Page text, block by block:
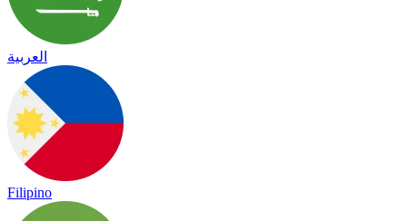
العربية
Filipino